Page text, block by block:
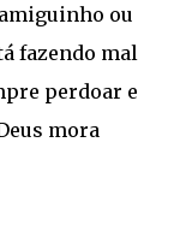
ou
fazendo mal
perdoar e
mora